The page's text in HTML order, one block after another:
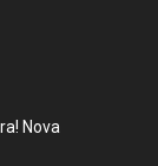
Nova